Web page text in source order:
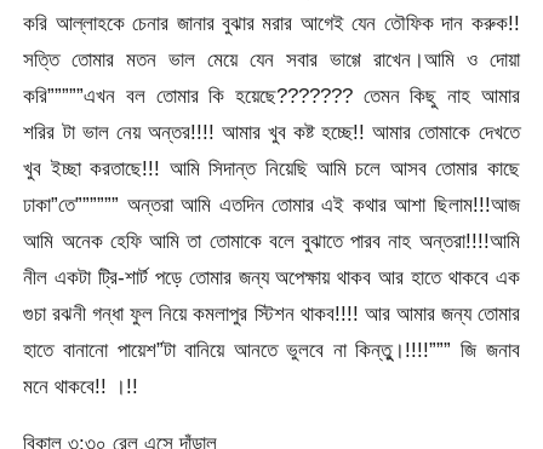
করি আল্লাহকে চেনার জানার বুঝার মরার আগেই যেন তৌফিক দান করুক!!
সত্তি তোমার মতন ভাল মেয়ে যেন সবার ভাগ্গে রাখেন।আমি ও দোয়া
করি”””””এখন বল তোমার কি হয়েছে??????? তেমন কিছু নাহ আমার
শরির টা ভাল নেয় অন্তর!!!! আমার খুব কষ্ট হচ্ছে!! আমার তোমাকে দেখতে
খুব ইচ্ছা করতাছে!!! আমি সিদান্ত নিয়েছি আমি চলে আসব তোমার কাছে
ঢাকা”তে”””””” অন্তরা আমি এতদিন তোমার এই কথার আশা ছিলাম!!!আজ
আমি অনেক হেফি আমি তা তোমাকে বলে বুঝাতে পারব নাহ অন্তরা!!!!আমি
নীল একটা ট্রি-শার্ট পড়ে তোমার জন্য অপেক্ষায় থাকব আর হাতে থাকবে এক
গুচা রঝনী গন্ধা ফুল নিয়ে কমলাপুর স্টিশন থাকব!!!! আর আমার জন্য তোমার
হাতে বানানো পায়েশ”টা বানিয়ে আনতে ভুলবে না কিন্তুু।!!!!””” জি জনাব
মনে থাকবে!! ।!!
বিকাল ৩:৩০ রেল এসে দাঁড়াল